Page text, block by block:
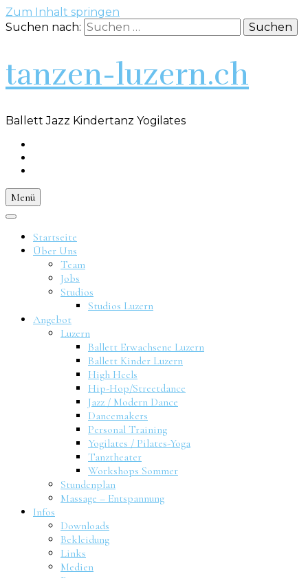
Zum Inhalt springen
Suchen nach:
tanzen-luzern.ch
Ballett Jazz Kindertanz Yogilates
Menü
Startseite
Über Uns
Team
Jobs
Studios
Studios Luzern
Angebot
Luzern
Ballett Erwachsene Luzern
Ballett Kinder Luzern
High Heels
Hip-Hop/Streetdance
Jazz / Modern Dance
Dancemakers
Personal Training
Yogilates / Pilates-Yoga
Tanztheater
Workshops Sommer
Stundenplan
Massage – Entspannung
Infos
Downloads
Bekleidung
Links
Medien